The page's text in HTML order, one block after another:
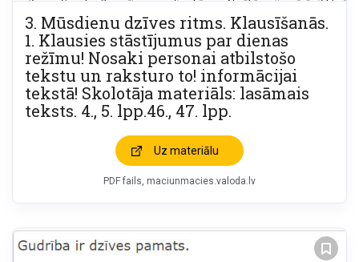
3. Mūsdienu dzīves ritms. Klausīšanās.
1. Klausies stāstījumus par dienas
režīmu! Nosaki personai atbilstošo
tekstu un raksturo to! informācijai
tekstā! Skolotāja materiāls: lasāmais
teksts. 4., 5. lpp.46., 47. lpp.
Uz materiālu
PDF fails, maciunmacies.valoda.lv